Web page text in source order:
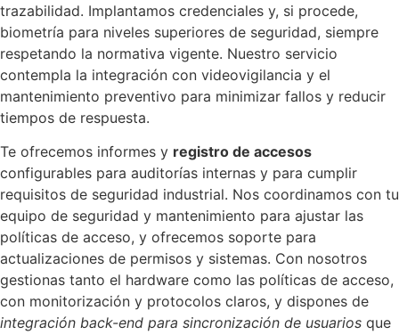
trazabilidad. Implantamos credenciales y, si procede,
biometría para niveles superiores de seguridad, siempre
respetando la normativa vigente. Nuestro servicio
contempla la integración con videovigilancia y el
mantenimiento preventivo para minimizar fallos y reducir
tiempos de respuesta.
Te ofrecemos informes y registro de accesos
configurables para auditorías internas y para cumplir
requisitos de seguridad industrial. Nos coordinamos con tu
equipo de seguridad y mantenimiento para ajustar las
políticas de acceso, y ofrecemos soporte para
actualizaciones de permisos y sistemas. Con nosotros
gestionas tanto el hardware como las políticas de acceso,
con monitorización y protocolos claros, y dispones de
integración back-end para sincronización de usuarios que